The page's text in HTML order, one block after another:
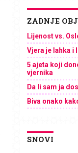
ZADNJE
Lijenost vs.
Vjera je lahka i
5 ajeta koji
vjernika
Da li sam ja
Biva onako
SNOVI